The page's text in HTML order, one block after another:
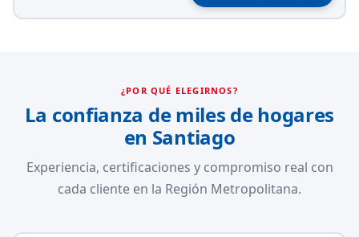
¿POR QUÉ ELEGIRNOS?
La confianza de miles de hogares
en Santiago
Experiencia, certificaciones y compromiso real con
cada cliente en la Región Metropolitana.